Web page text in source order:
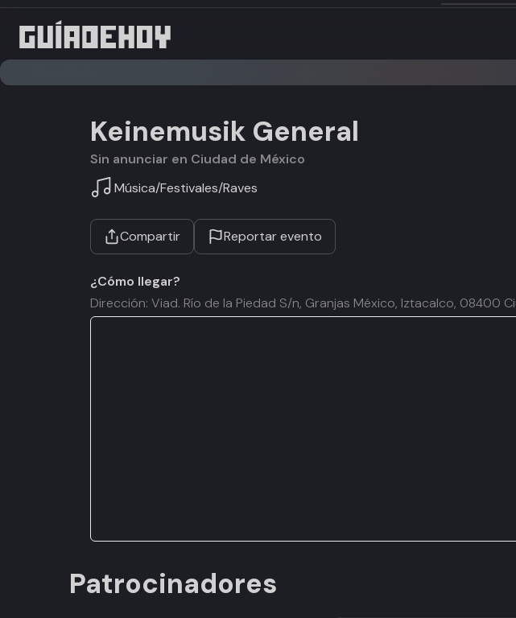
Keinemusik General
Sin anunciar en Ciudad de México
Música/Festivales/Raves
Compartir Reportar evento
¿Cómo llegar?
Dirección: Viad. Río de la Piedad S/n, Granjas México, Iztacalco, 08400
Patrocinadores